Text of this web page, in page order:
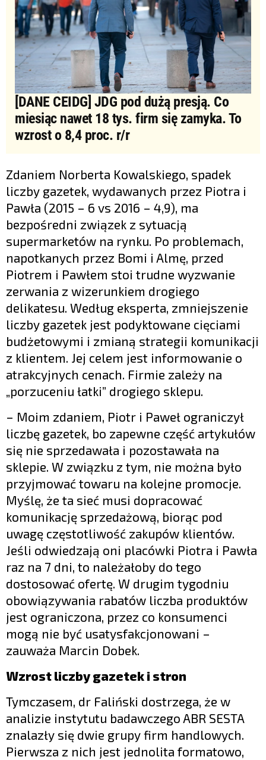
[DANE CEIDG] JDG pod dużą presją. Co
miesiąc nawet 18 tys. firm się zamyka. To
wzrost o 8,4 proc. r/r
Zdaniem Norberta Kowalskiego, spadek
liczby gazetek, wydawanych przez Piotra i
Pawła (2015 – 6 vs 2016 – 4,9), ma
bezpośredni związek z sytuacją
supermarketów na rynku. Po problemach,
napotkanych przez Bomi i Almę, przed
Piotrem i Pawłem stoi trudne wyzwanie
zerwania z wizerunkiem drogiego
delikatesu. Według eksperta, zmniejszenie
liczby gazetek jest podyktowane cięciami
budżetowymi i zmianą strategii komunikacji
z klientem. Jej celem jest informowanie o
atrakcyjnych cenach. Firmie zależy na
„porzuceniu łatki” drogiego sklepu.
– Moim zdaniem, Piotr i Paweł ograniczył
liczbę gazetek, bo zapewne część artykułów
się nie sprzedawała i pozostawała na
sklepie. W związku z tym, nie można było
przyjmować towaru na kolejne promocje.
Myślę, że ta sieć musi dopracować
komunikację sprzedażową, biorąc pod
uwagę częstotliwość zakupów klientów.
Jeśli odwiedzają oni placówki Piotra i Pawła
raz na 7 dni, to należałoby do tego
dostosować ofertę. W drugim tygodniu
obowiązywania rabatów liczba produktów
jest ograniczona, przez co konsumenci
mogą nie być usatysfakcjonowani –
zauważa Marcin Dobek.
Wzrost liczby gazetek i stron
Tymczasem, dr Faliński dostrzega, że w
analizie instytutu badawczego ABR SESTA
znalazły się dwie grupy firm handlowych.
Pierwsza z nich jest jednolita formatowo,